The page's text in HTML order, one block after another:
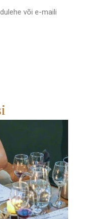
või e-maili